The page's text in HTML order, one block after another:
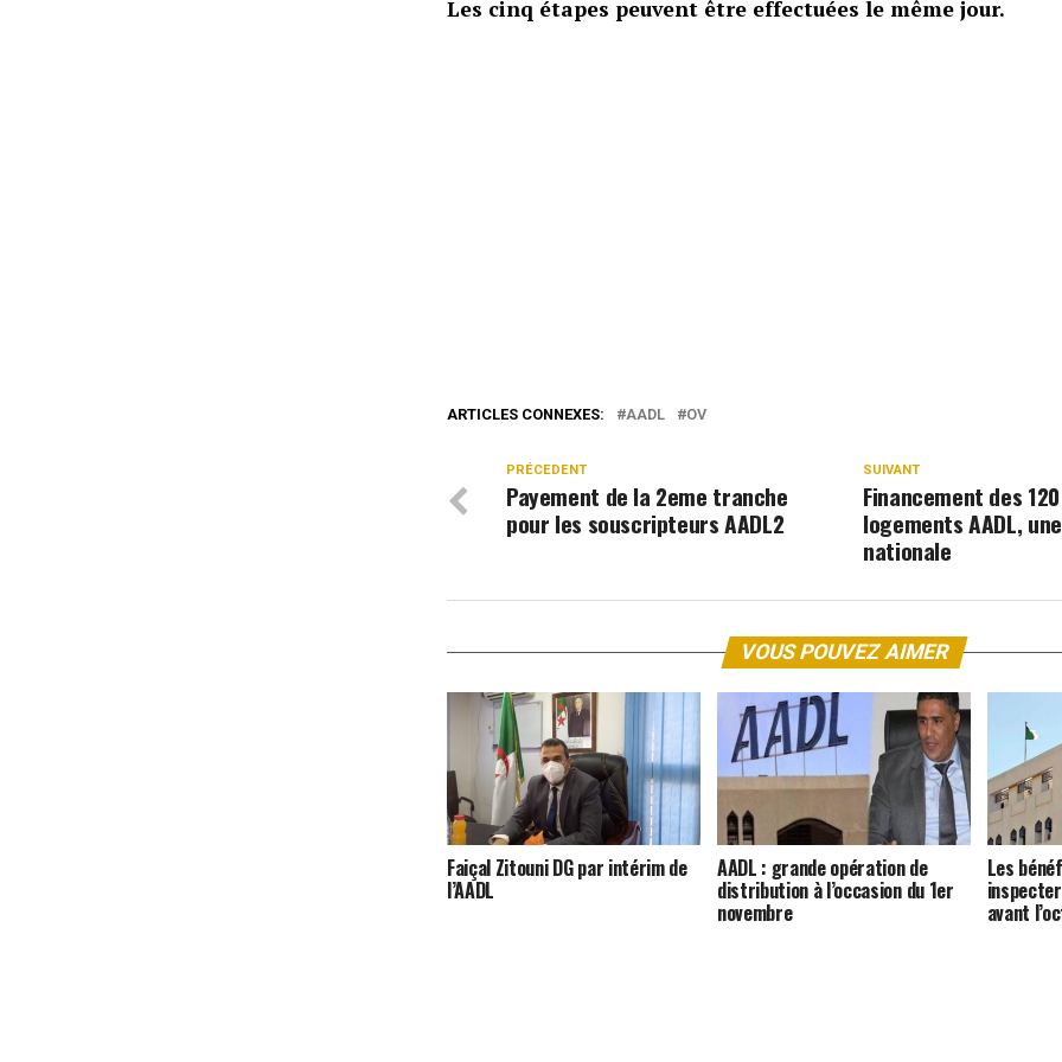
Les cinq étapes peuvent être effectuées le même jour.
ARTICLES CONNEXES: AADL OV
SUIVANT
Financement des
logements AADL,
nationale
PRÉCEDENT
Payement de la 2eme tranche
pour les souscripteurs AADL2
VOUS POUVEZ AIMER
Faiçal Zitouni DG par intérim de
l’AADL
AADL : grande opération de
distribution à l’occasion du 1er
novembre
Les
avant